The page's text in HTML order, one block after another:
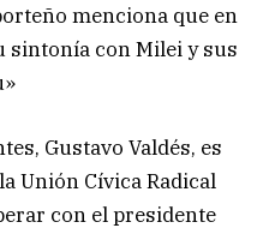
menciona que en
sintonía con Milei y sus
Gustavo Valdés, es
Unión Cívica Radical
con el presidente